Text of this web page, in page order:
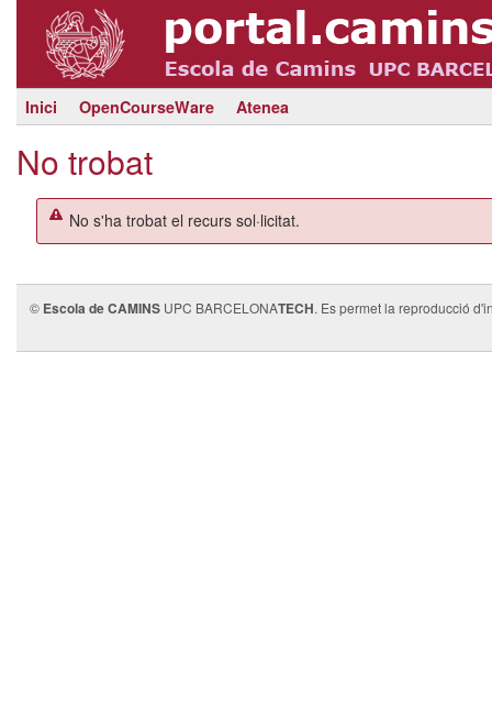
Inici OpenCourseWare Atenea
No trobat
No s'ha trobat el recurs sol·licitat.
© Escola de CAMINS UPC BARCELONATECH. Es permet la reproducció